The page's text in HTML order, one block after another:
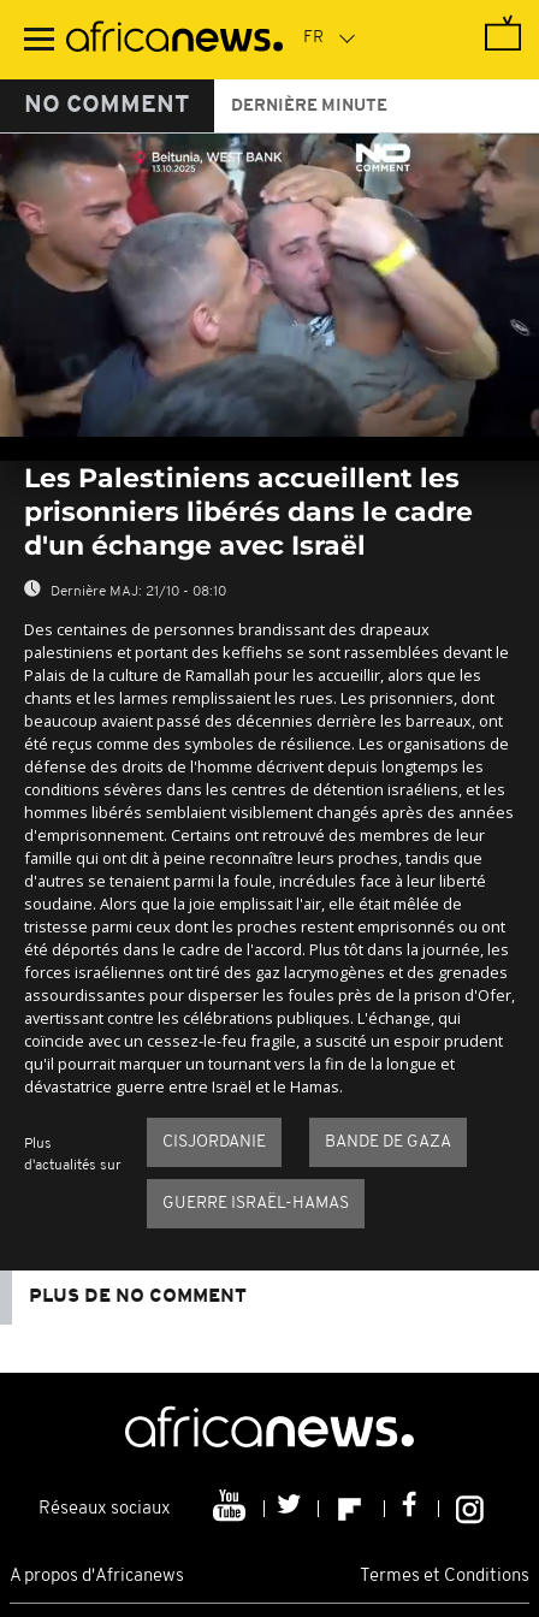
contenu
NO COMMENT DERNIÈRE MINUTE
seconds
seconds
Les Palestiniens accueillent les
prisonniers libérés dans le cadre
d'un échange avec Israël
Dernière MAJ: 21/10 - 08:10
Des centaines de personnes brandissant des drapeaux
palestiniens et portant des keffiehs se sont rassemblées devant le
Palais de la culture de Ramallah pour les accueillir, alors que les
chants et les larmes remplissaient les rues. Les prisonniers, dont
beaucoup avaient passé des décennies derrière les barreaux, ont
été reçus comme des symboles de résilience. Les organisations de
défense des droits de l'homme décrivent depuis longtemps les
conditions sévères dans les centres de détention israéliens, et les
hommes libérés semblaient visiblement changés après des années
d'emprisonnement. Certains ont retrouvé des membres de leur
famille qui ont dit à peine reconnaître leurs proches, tandis que
d'autres se tenaient parmi la foule, incrédules face à leur liberté
soudaine. Alors que la joie emplissait l'air, elle était mêlée de
tristesse parmi ceux dont les proches restent emprisonnés ou ont
été déportés dans le cadre de l'accord. Plus tôt dans la journée, les
forces israéliennes ont tiré des gaz lacrymogènes et des grenades
assourdissantes pour disperser les foules près de la prison d'Ofer,
avertissant contre les célébrations publiques. L'échange, qui
coïncide avec un cessez-le-feu fragile, a suscité un espoir prudent
qu'il pourrait marquer un tournant vers la fin de la longue et
dévastatrice guerre entre Israël et le Hamas.
Plus
d'actualités sur
CISJORDANIE BANDE DE GAZA
GUERRE ISRAËL-HAMAS
PLUS DE NO COMMENT
Réseaux sociaux
A propos d'Africanews Termes et Conditions